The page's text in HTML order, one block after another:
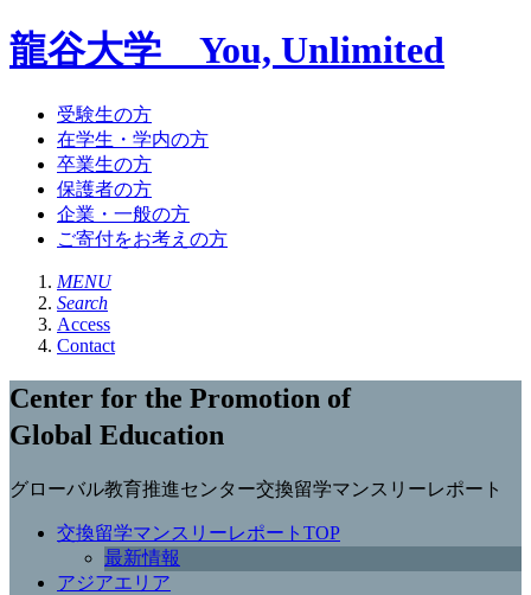
龍谷大学 You, Unlimited
受験生の方
在学生・学内の方
卒業生の方
保護者の方
企業・一般の方
ご寄付をお考えの方
MENU
Search
Access
Contact
Center for the Promotion of
Global Education
グローバル教育推進センター交換留学マンスリーレポート
交換留学マンスリーレポートTOP
最新情報
アジアエリア